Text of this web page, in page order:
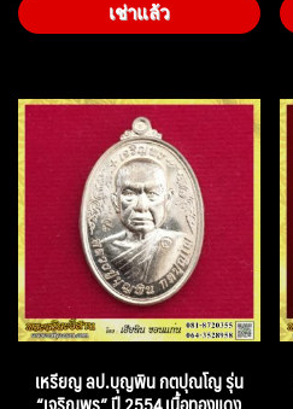
เช่าแล้ว
เหรียญ ลป.บุญพิน กตปุณโญ รุ่น